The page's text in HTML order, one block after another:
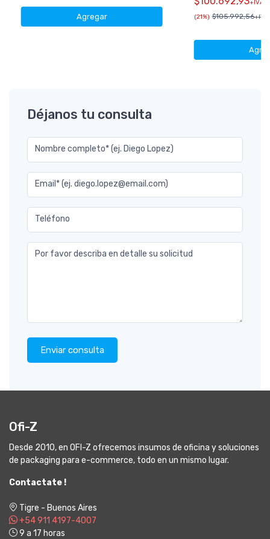
Agregar
+IVA
(21%) $105.992,56+IVA
Déjanos tu consulta
Nombre completo* (ej. Diego Lopez)
Email* (ej. diego.lopez@email.com)
Teléfono
Por favor describa en detalle su solicitud
Enviar consulta
Ofi-Z
Desde 2010, en OFI-Z ofrecemos insumos de oficina y soluciones
de packaging para e-commerce, todo en un mismo lugar.
Contactate !
Tigre - Buenos Aires
+54 911 4197-4007
9 a 17 horas